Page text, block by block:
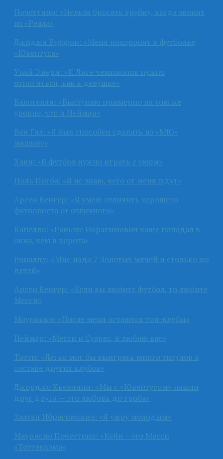
Почеттино: «Нельзя бросать трубку, когда звонят
из «Реала»
Джиджи Буффон: «Меня похоронят в футболке
«Ювентуса»
Унай Эмери: «К Лиге чемпионов нужно
относиться, как к девушке»
Балотелли: «Выступаю примерно на том же
уровне, что и Неймар»
Ван Гал: «Я был способен сделать из «МЮ»
машину»
Хави: «В футбол нужно играть с умом»
Поль Погба: «Я не знаю, чего от меня ждут»
Арсен Венгер: «Я умею отличить хорошего
футболиста от отличного»
Капелло: «Раньше Ибрагимович чаще попадал в
окна, чем в ворота»
Роналду: «Мне надо 7 Золотых мячей и столько же
детей»
Арсен Венгер: «Если вы любите футбол, то любите
Месси»
Моуриньо: «После меня остаются топ-клубы»
Неймар: «Месси и Суарес, я люблю вас»
Тотти: «Легко мог бы выиграть много титулов в
составе других клубов»
Джорджо Кьеллини: «Мы с «Ювентусом» нашли
друг друга — это любовь до гроба»
Златан Ибрагимович: «Я умру молодым»
Маурисио Почеттино: «Кейн – это Месси
«Тоттенхэма»